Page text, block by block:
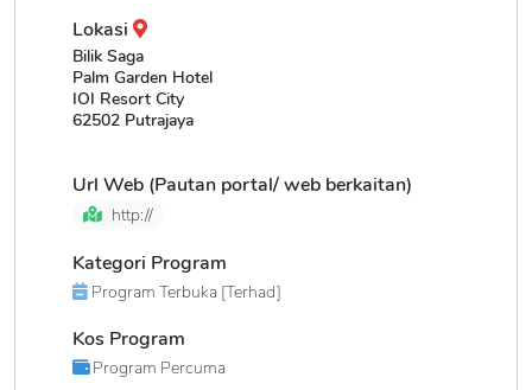
Lokasi
Bilik Saga
Palm Garden Hotel
IOI Resort City
62502 Putrajaya
Url Web (Pautan portal/ web berkaitan)
http://
Kategori Program
Program Terbuka [Terhad]
Kos Program
Program Percuma